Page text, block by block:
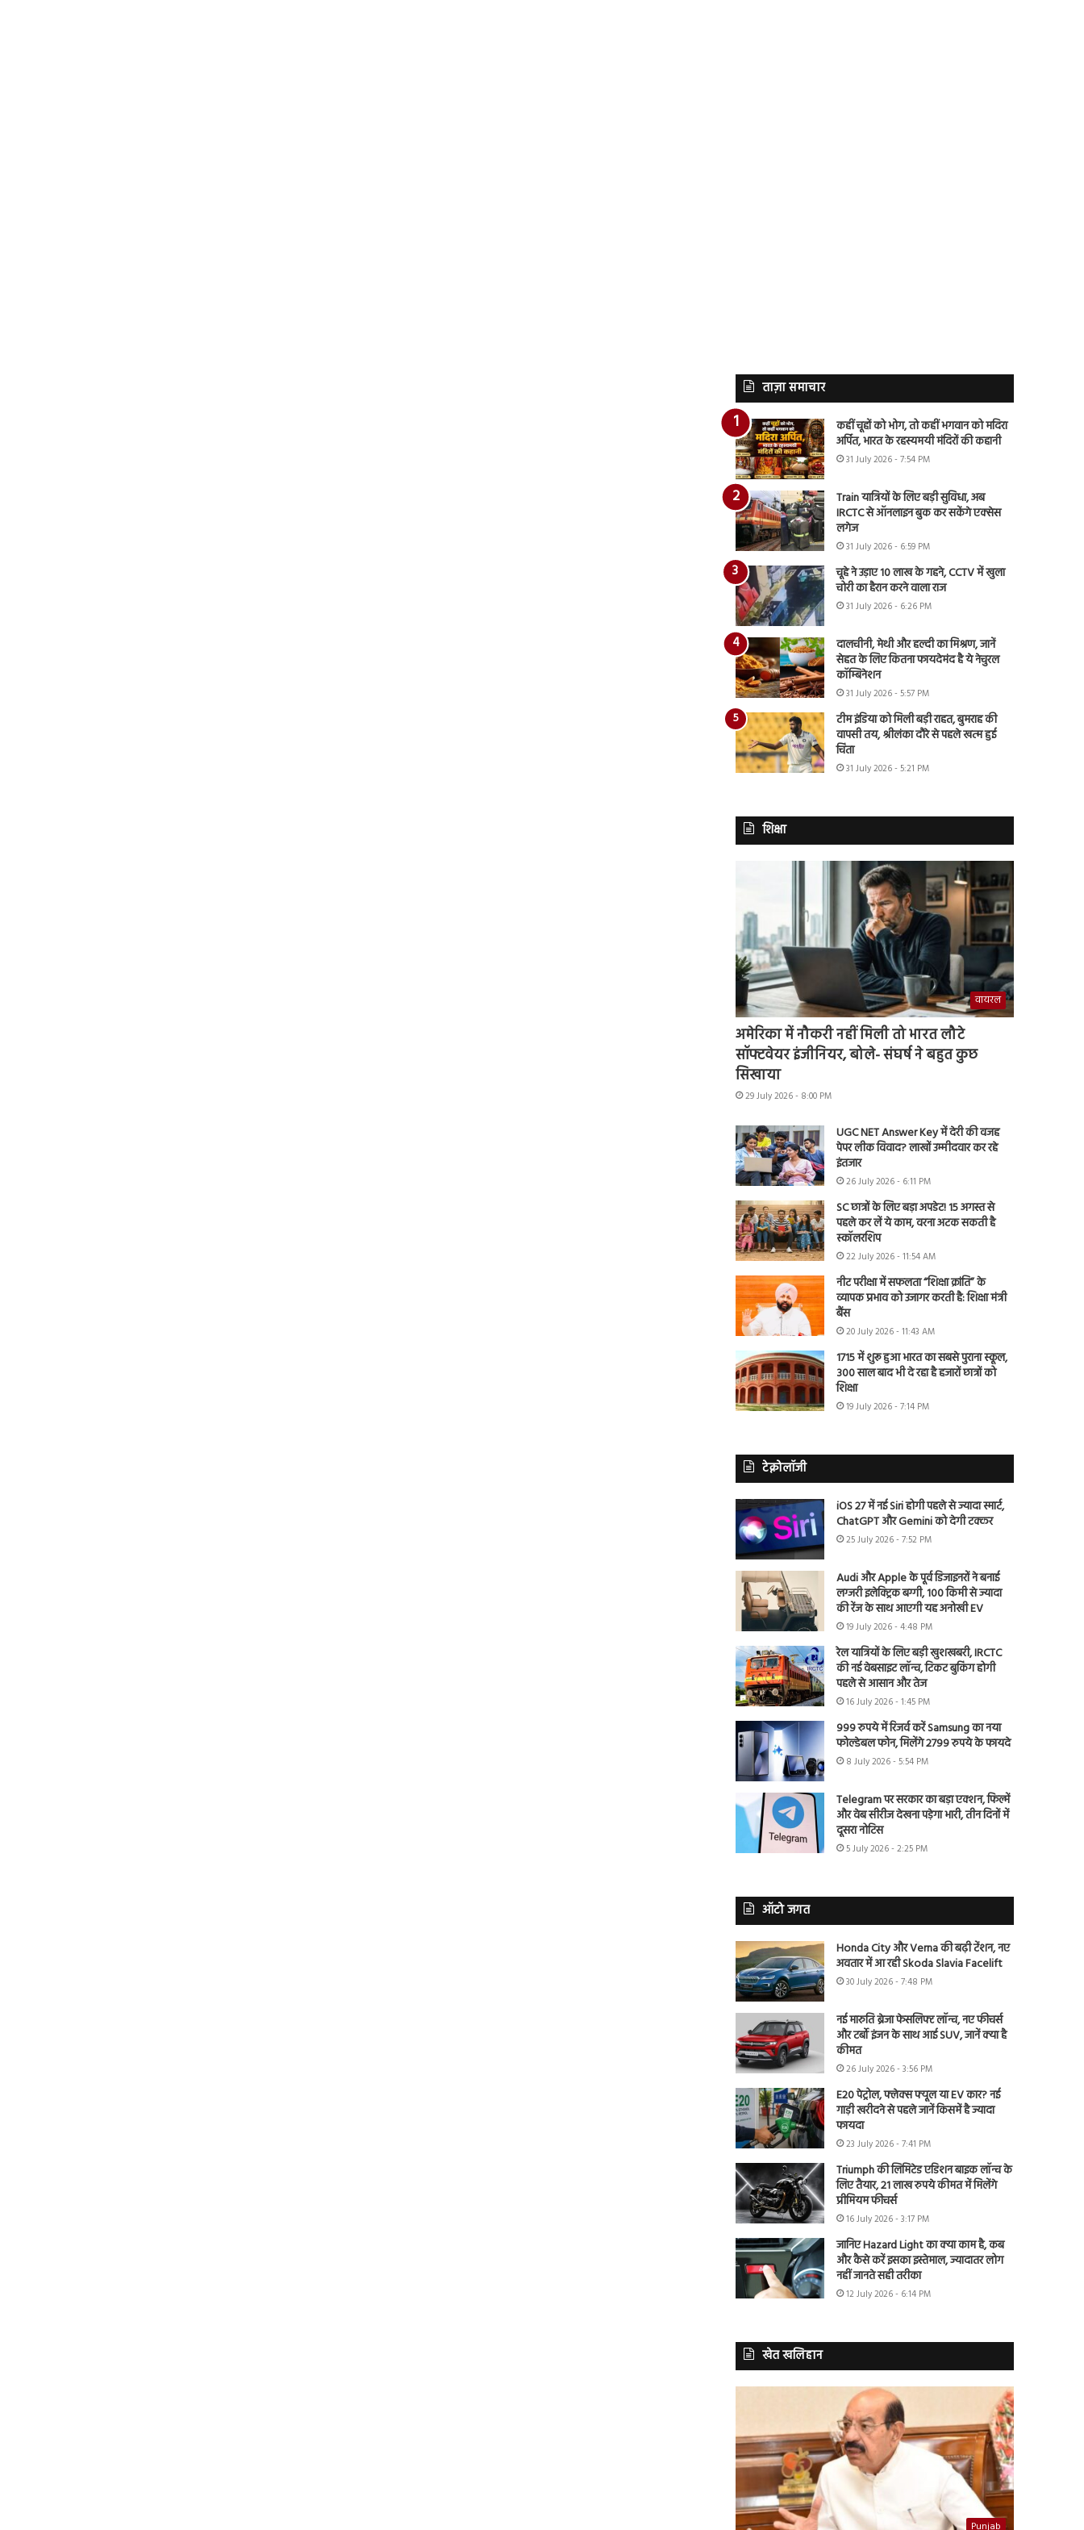
ताज़ा समाचार
कहीं चूहों को भोग, तो कहीं भगवान को मदिरा
अर्पित, भारत के रहस्यमयी मंदिरों की कहानी
31 July 2026 - 7:54 PM
Train यात्रियों के लिए बड़ी सुविधा, अब
IRCTC से ऑनलाइन बुक कर सकेंगे एक्सेस
लगेज
31 July 2026 - 6:59 PM
चूहे ने उड़ाए 10 लाख के गहने, CCTV में खुला
चोरी का हैरान करने वाला राज
31 July 2026 - 6:26 PM
दालचीनी, मेथी और हल्दी का मिश्रण, जानें
सेहत के लिए कितना फायदेमंद है ये नेचुरल
कॉम्बिनेशन
31 July 2026 - 5:57 PM
टीम इंडिया को मिली बड़ी राहत, बुमराह की
वापसी तय, श्रीलंका दौरे से पहले खत्म हुई
चिंता
31 July 2026 - 5:21 PM
शिक्षा
वायरल
अमेरिका में नौकरी नहीं मिली तो भारत लौटे
सॉफ्टवेयर इंजीनियर, बोले- संघर्ष ने बहुत कुछ
सिखाया
29 July 2026 - 8:00 PM
UGC NET Answer Key में देरी की वजह
पेपर लीक विवाद? लाखों उम्मीदवार कर रहे
इंतजार
26 July 2026 - 6:11 PM
SC छात्रों के लिए बड़ा अपडेट! 15 अगस्त से
पहले कर लें ये काम, वरना अटक सकती है
स्कॉलरशिप
22 July 2026 - 11:54 AM
नीट परीक्षा में सफलता “शिक्षा क्रांति” के
व्यापक प्रभाव को उजागर करती है: शिक्षा मंत्री
बैंस
20 July 2026 - 11:43 AM
1715 में शुरू हुआ भारत का सबसे पुराना स्कूल,
300 साल बाद भी दे रहा है हजारों छात्रों को
शिक्षा
19 July 2026 - 7:14 PM
टेक्नोलॉजी
iOS 27 में नई Siri होगी पहले से ज्यादा स्मार्ट,
ChatGPT और Gemini को देगी टक्कर
25 July 2026 - 7:52 PM
Audi और Apple के पूर्व डिजाइनरों ने बनाई
लग्जरी इलेक्ट्रिक बग्गी, 100 किमी से ज्यादा
की रेंज के साथ आएगी यह अनोखी EV
19 July 2026 - 4:48 PM
रेल यात्रियों के लिए बड़ी खुशखबरी, IRCTC
की नई वेबसाइट लॉन्च, टिकट बुकिंग होगी
पहले से आसान और तेज
16 July 2026 - 1:45 PM
999 रुपये में रिजर्व करें Samsung का नया
फोल्डेबल फोन, मिलेंगे 2799 रुपये के फायदे
8 July 2026 - 5:54 PM
Telegram पर सरकार का बड़ा एक्शन, फिल्में
और वेब सीरीज देखना पड़ेगा भारी, तीन दिनों में
दूसरा नोटिस
5 July 2026 - 2:25 PM
ऑटो जगत
Honda City और Verna की बढ़ी टेंशन, नए
अवतार में आ रही Skoda Slavia Facelift
30 July 2026 - 7:48 PM
नई मारुति ब्रेजा फेसलिफ्ट लॉन्च, नए फीचर्स
और टर्बो इंजन के साथ आई SUV, जानें क्या है
कीमत
26 July 2026 - 3:56 PM
E20 पेट्रोल, फ्लेक्स फ्यूल या EV कार? नई
गाड़ी खरीदने से पहले जानें किसमें है ज्यादा
फायदा
23 July 2026 - 7:41 PM
Triumph की लिमिटेड एडिशन बाइक लॉन्च के
लिए तैयार, 21 लाख रुपये कीमत में मिलेंगे
प्रीमियम फीचर्स
16 July 2026 - 3:17 PM
जानिए Hazard Light का क्या काम है, कब
और कैसे करें इसका इस्तेमाल, ज्यादातर लोग
नहीं जानते सही तरीका
12 July 2026 - 6:14 PM
खेत खलिहान
Punjab